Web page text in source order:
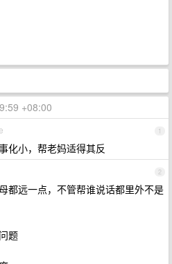
+08:00
1
化小，帮老妈适得其反
2
都远一点，不管帮谁说话都里外不是
题